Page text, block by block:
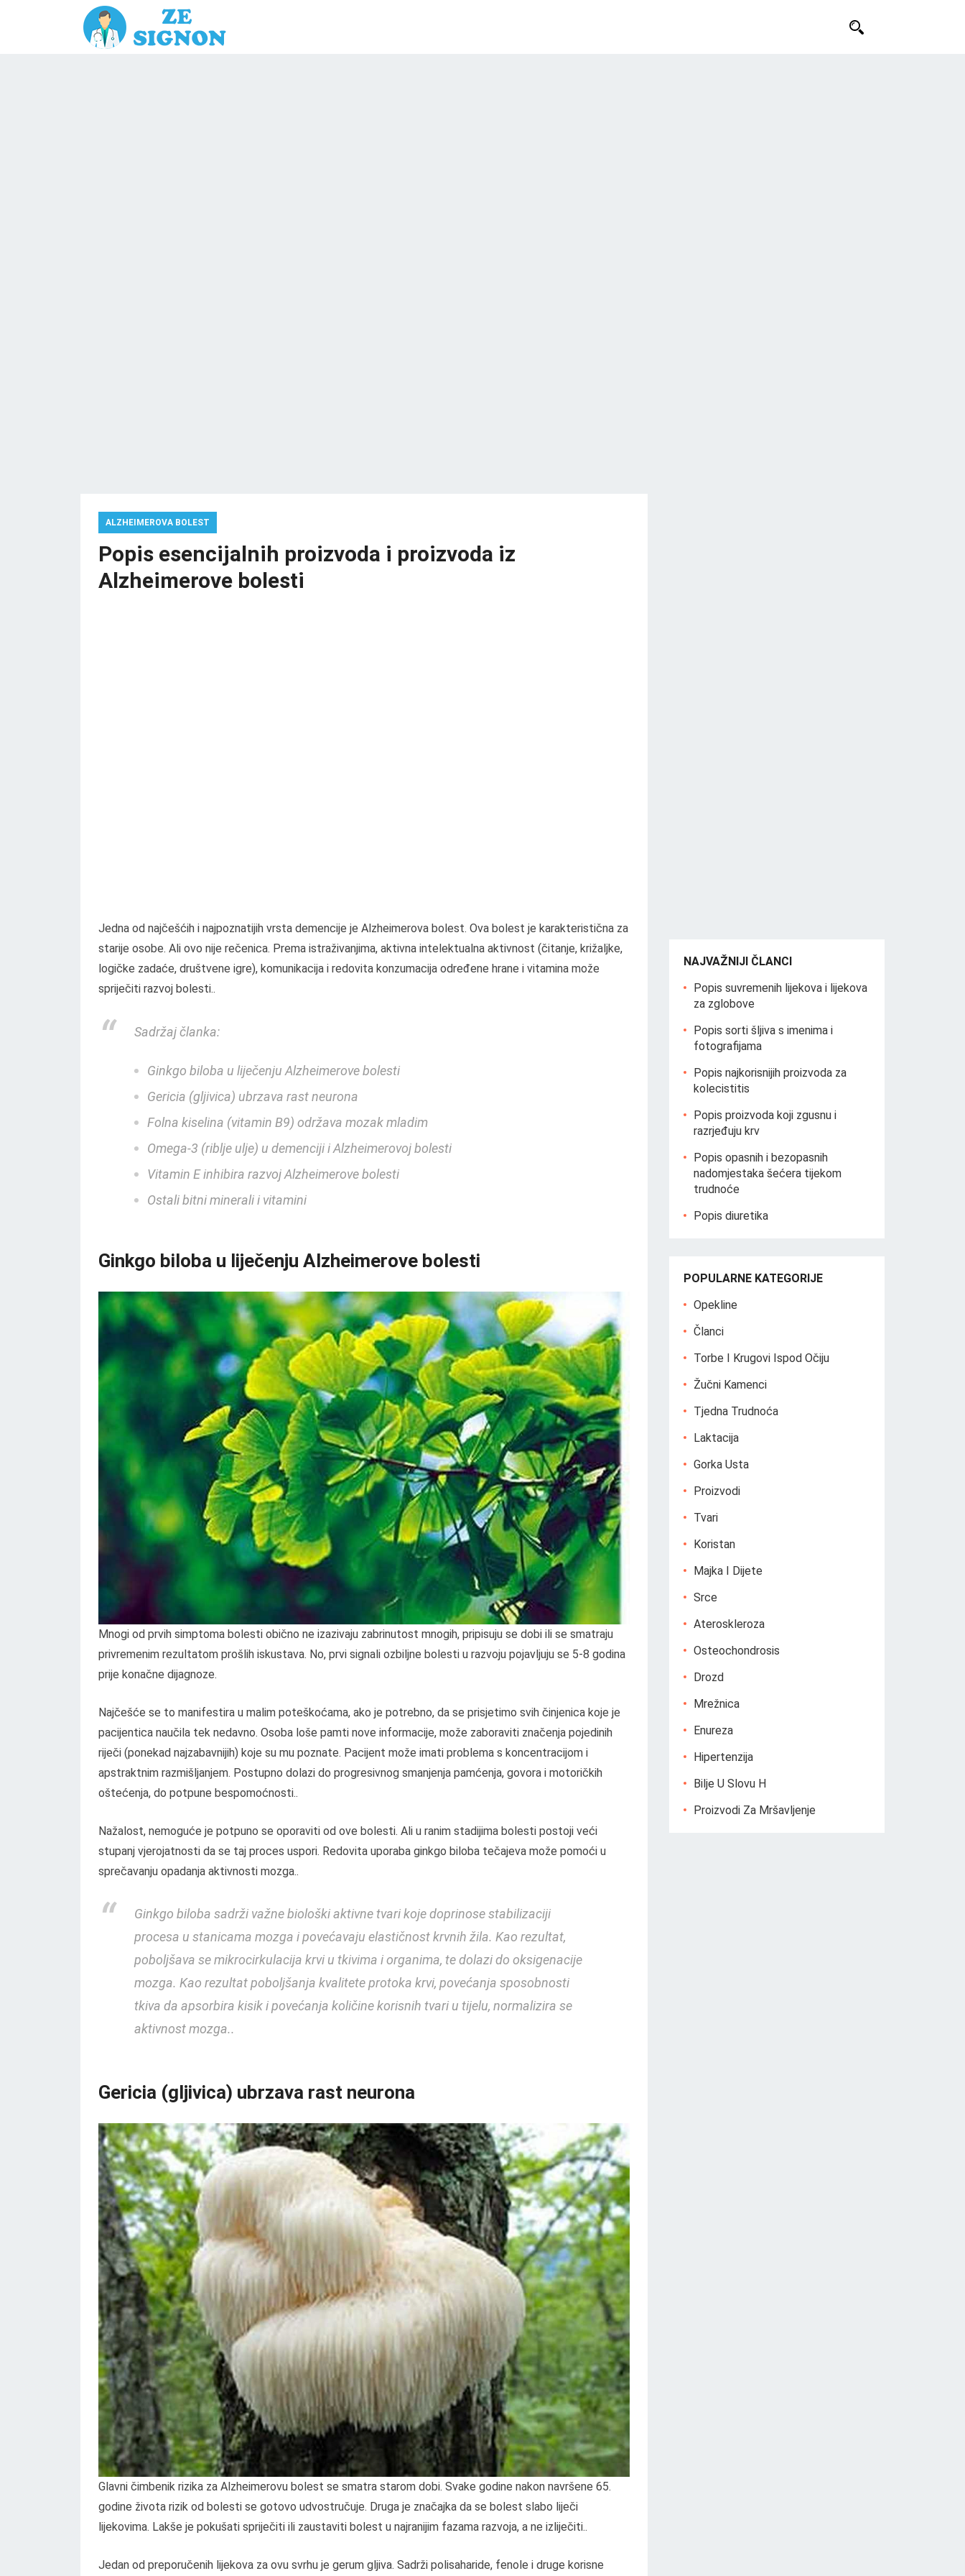
ALZHEIMEROVA BOLEST
Popis esencijalnih proizvoda i proizvoda iz
Alzheimerove bolesti
Jedna od najčešćih i najpoznatijih vrsta demencije je Alzheimerova bolest. Ova bolest je karakteristična za
starije osobe. Ali ovo nije rečenica. Prema istraživanjima, aktivna intelektualna aktivnost (čitanje, križaljke,
logičke zadaće, društvene igre), komunikacija i redovita konzumacija određene hrane i vitamina može
spriječiti razvoj bolesti..
Sadržaj članka:
Ginkgo biloba u liječenju Alzheimerove bolesti
Gericia (gljivica) ubrzava rast neurona
Folna kiselina (vitamin B9) održava mozak mladim
Omega-3 (riblje ulje) u demenciji i Alzheimerovoj bolesti
Vitamin E inhibira razvoj Alzheimerove bolesti
Ostali bitni minerali i vitamini
Ginkgo biloba u liječenju Alzheimerove bolesti
Mnogi od prvih simptoma bolesti obično ne izazivaju zabrinutost mnogih, pripisuju se dobi ili se smatraju
privremenim rezultatom prošlih iskustava. No, prvi signali ozbiljne bolesti u razvoju pojavljuju se 5-8 godina
prije konačne dijagnoze.
Najčešće se to manifestira u malim poteškoćama, ako je potrebno, da se prisjetimo svih činjenica koje je
pacijentica naučila tek nedavno. Osoba loše pamti nove informacije, može zaboraviti značenja pojedinih
riječi (ponekad najzabavnijih) koje su mu poznate. Pacijent može imati problema s koncentracijom i
apstraktnim razmišljanjem. Postupno dolazi do progresivnog smanjenja pamćenja, govora i motoričkih
oštećenja, do potpune bespomoćnosti..
Nažalost, nemoguće je potpuno se oporaviti od ove bolesti. Ali u ranim stadijima bolesti postoji veći
stupanj vjerojatnosti da se taj proces uspori. Redovita uporaba ginkgo biloba tečajeva može pomoći u
sprečavanju opadanja aktivnosti mozga..
Ginkgo biloba sadrži važne biološki aktivne tvari koje doprinose stabilizaciji
procesa u stanicama mozga i povećavaju elastičnost krvnih žila. Kao rezultat,
poboljšava se mikrocirkulacija krvi u tkivima i organima, te dolazi do oksigenacije
mozga. Kao rezultat poboljšanja kvalitete protoka krvi, povećanja sposobnosti
tkiva da apsorbira kisik i povećanja količine korisnih tvari u tijelu, normalizira se
aktivnost mozga..
Gericia (gljivica) ubrzava rast neurona
Glavni čimbenik rizika za Alzheimerovu bolest se smatra starom dobi. Svake godine nakon navršene 65.
godine života rizik od bolesti se gotovo udvostručuje. Druga je značajka da se bolest slabo liječi
lijekovima. Lakše je pokušati spriječiti ili zaustaviti bolest u najranijim fazama razvoja, a ne izliječiti..
Jedan od preporučenih lijekova za ovu svrhu je gerum gljiva. Sadrži polisaharide, fenole i druge korisne
NAJVAŽNIJI ČLANCI
Popis suvremenih lijekova i lijekova
za zglobove
Popis sorti šljiva s imenima i
fotografijama
Popis najkorisnijih proizvoda za
kolecistitis
Popis proizvoda koji zgusnu i
razrjeđuju krv
Popis opasnih i bezopasnih
nadomjestaka šećera tijekom
trudnoće
Popis diuretika
POPULARNE KATEGORIJE
Opekline
Članci
Torbe I Krugovi Ispod Očiju
Žučni Kamenci
Tjedna Trudnoća
Laktacija
Gorka Usta
Proizvodi
Tvari
Koristan
Majka I Dijete
Srce
Ateroskleroza
Osteochondrosis
Drozd
Mrežnica
Enureza
Hipertenzija
Bilje U Slovu H
Proizvodi Za Mršavljenje